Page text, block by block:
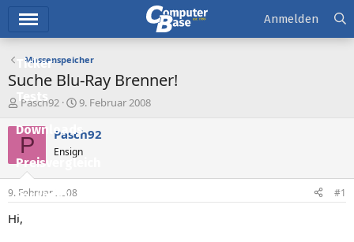
Ticker
Tests
Downloads
Preisvergleich
Forum
Aktuelles
Anmelden
Massenspeicher
Suche Blu-Ray Brenner!
E
s
e
l
e
Pasch92
E
s
e
t
9. Februar 2008
P Pasch92
Ensign
9. Februar 2008 #1
Hi,